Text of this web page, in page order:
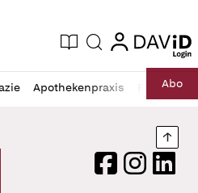
Zeitung
Aktuelle Ausgabe
Suche login
login
Apothekenpraxis RechtAbo
Logo
FacebookInstagram